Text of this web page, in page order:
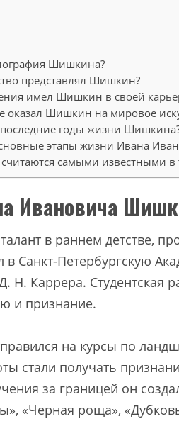
Шишкина?
представлял Шишкин?
имел Шишкин в своей
оказал Шишкин на мировое
годы жизни
этапы жизни Ивана
самыми известными
Ивановича
в раннем детстве,
в Санкт-Петербургскую
Н. Каррера.
и признание.
на курсы по
стали получать
за границей он
«Черная роща»,